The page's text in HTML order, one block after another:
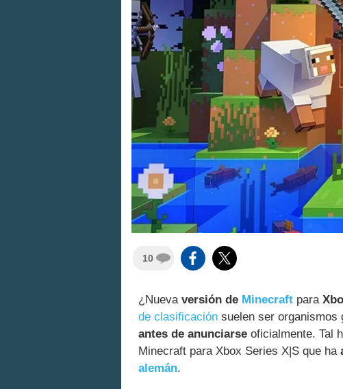
10
¿Nueva versión de Minecraft para
de clasificación suelen ser organismos
antes de anunciarse oficialmente. Tal
Minecraft para Xbox Series X|S que ha
alemán.